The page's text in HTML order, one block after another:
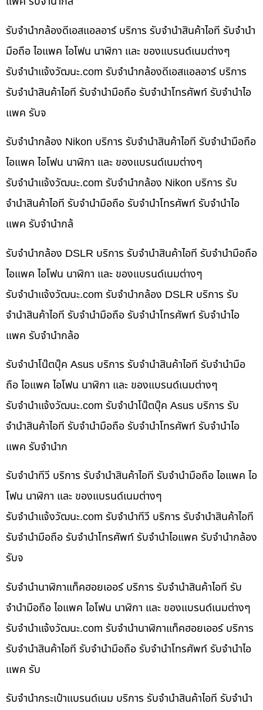
รับจำนำกล้องดีเอสแอลอาร์ บริการ รับจำนำสินค้าไอที รับจำนำ
มือถือ ไอแพค ไอโฟน นาฬิกา และ ของแบรนด์เนมต่างๆ
รับจํานําแจ้งวัฒนะ.com รับจำนำกล้องดีเอสแอลอาร์ บริการ
รับจำนำสินค้าไอที รับจำนำมือถือ รับจำนำโทรศัพท์ รับจำนำไอ
แพค รับจ
รับจำนำกล้อง Nikon บริการ รับจำนำสินค้าไอที รับจำนำมือถือ
ไอแพค ไอโฟน นาฬิกา และ ของแบรนด์เนมต่างๆ
รับจํานําแจ้งวัฒนะ.com รับจำนำกล้อง Nikon บริการ รับ
จำนำสินค้าไอที รับจำนำมือถือ รับจำนำโทรศัพท์ รับจำนำไอ
แพค รับจำนำกล้
รับจำนำกล้อง DSLR บริการ รับจำนำสินค้าไอที รับจำนำมือถือ
ไอแพค ไอโฟน นาฬิกา และ ของแบรนด์เนมต่างๆ
รับจํานําแจ้งวัฒนะ.com รับจำนำกล้อง DSLR บริการ รับ
จำนำสินค้าไอที รับจำนำมือถือ รับจำนำโทรศัพท์ รับจำนำไอ
แพค รับจำนำกล้อ
รับจำนำโน๊ตบุ๊ค Asus บริการ รับจำนำสินค้าไอที รับจำนำมือ
ถือ ไอแพค ไอโฟน นาฬิกา และ ของแบรนด์เนมต่างๆ
รับจํานําแจ้งวัฒนะ.com รับจำนำโน๊ตบุ๊ค Asus บริการ รับ
จำนำสินค้าไอที รับจำนำมือถือ รับจำนำโทรศัพท์ รับจำนำไอ
แพค รับจำนำก
รับจำนำทีวี บริการ รับจำนำสินค้าไอที รับจำนำมือถือ ไอแพค ไอ
โฟน นาฬิกา และ ของแบรนด์เนมต่างๆ
รับจํานําแจ้งวัฒนะ.com รับจำนำทีวี บริการ รับจำนำสินค้าไอที
รับจำนำมือถือ รับจำนำโทรศัพท์ รับจำนำไอแพค รับจำนำกล้อง
รับจ
รับจำนำนาฬิกาแท็คฮอยเออร์ บริการ รับจำนำสินค้าไอที รับ
จำนำมือถือ ไอแพค ไอโฟน นาฬิกา และ ของแบรนด์เนมต่างๆ
รับจํานําแจ้งวัฒนะ.com รับจำนำนาฬิกาแท็คฮอยเออร์ บริการ
รับจำนำสินค้าไอที รับจำนำมือถือ รับจำนำโทรศัพท์ รับจำนำไอ
แพค รับ
รับจำนำกระเป๋าแบรนด์เนม บริการ รับจำนำสินค้าไอที รับจำนำ